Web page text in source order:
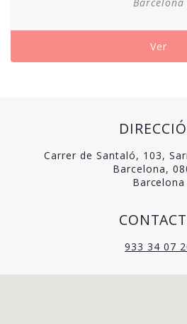
Ver
Carrer de Santaló, 103,
Barcelona,
Barcelona
933 34 07